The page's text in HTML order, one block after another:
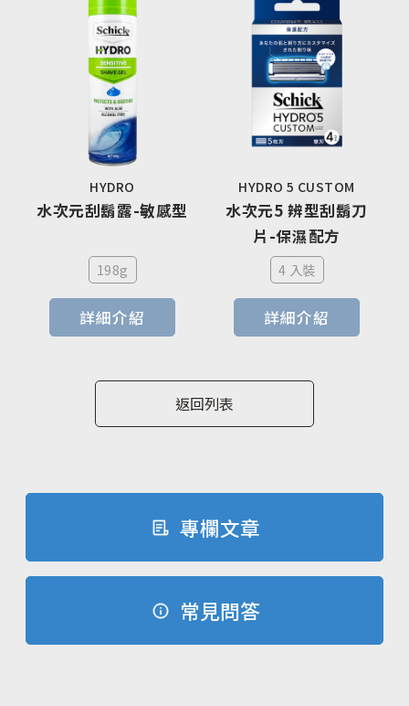
HYDRO
水次元刮鬍露-敏感型
198g
詳細介紹
HYDRO 5 CUSTOM
水次元5 辨型刮鬍刀
片-保濕配方
4 入裝
詳細介紹
返回列表
專欄文章
常見問答